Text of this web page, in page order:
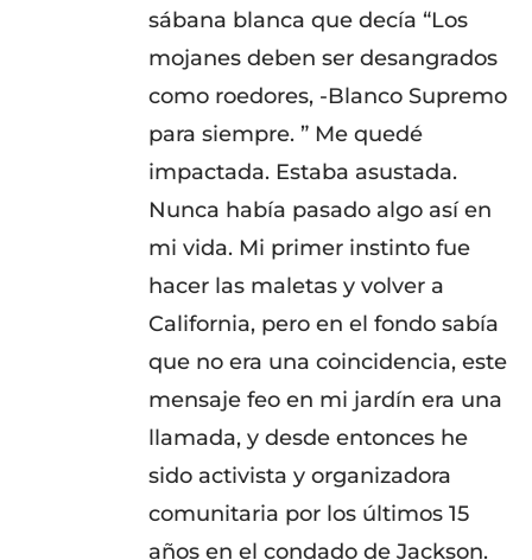
sábana blanca que decía “Los
mojanes deben ser desangrados
como roedores, -Blanco Supremo
para siempre. ” Me quedé
impactada. Estaba asustada.
Nunca había pasado algo así en
mi vida. Mi primer instinto fue
hacer las maletas y volver a
California, pero en el fondo sabía
que no era una coincidencia, este
mensaje feo en mi jardín era una
llamada, y desde entonces he
sido activista y organizadora
comunitaria por los últimos 15
años en el condado de Jackson.